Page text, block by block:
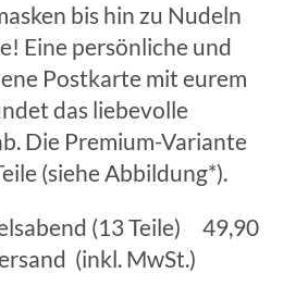
bis hin zu Nudeln
Eine persönliche und
Postkarte mit eurem
das liebevolle
Die Premium-Variante
(siehe Abbildung*).
(13 Teile) 49,90
(inkl. MwSt.)